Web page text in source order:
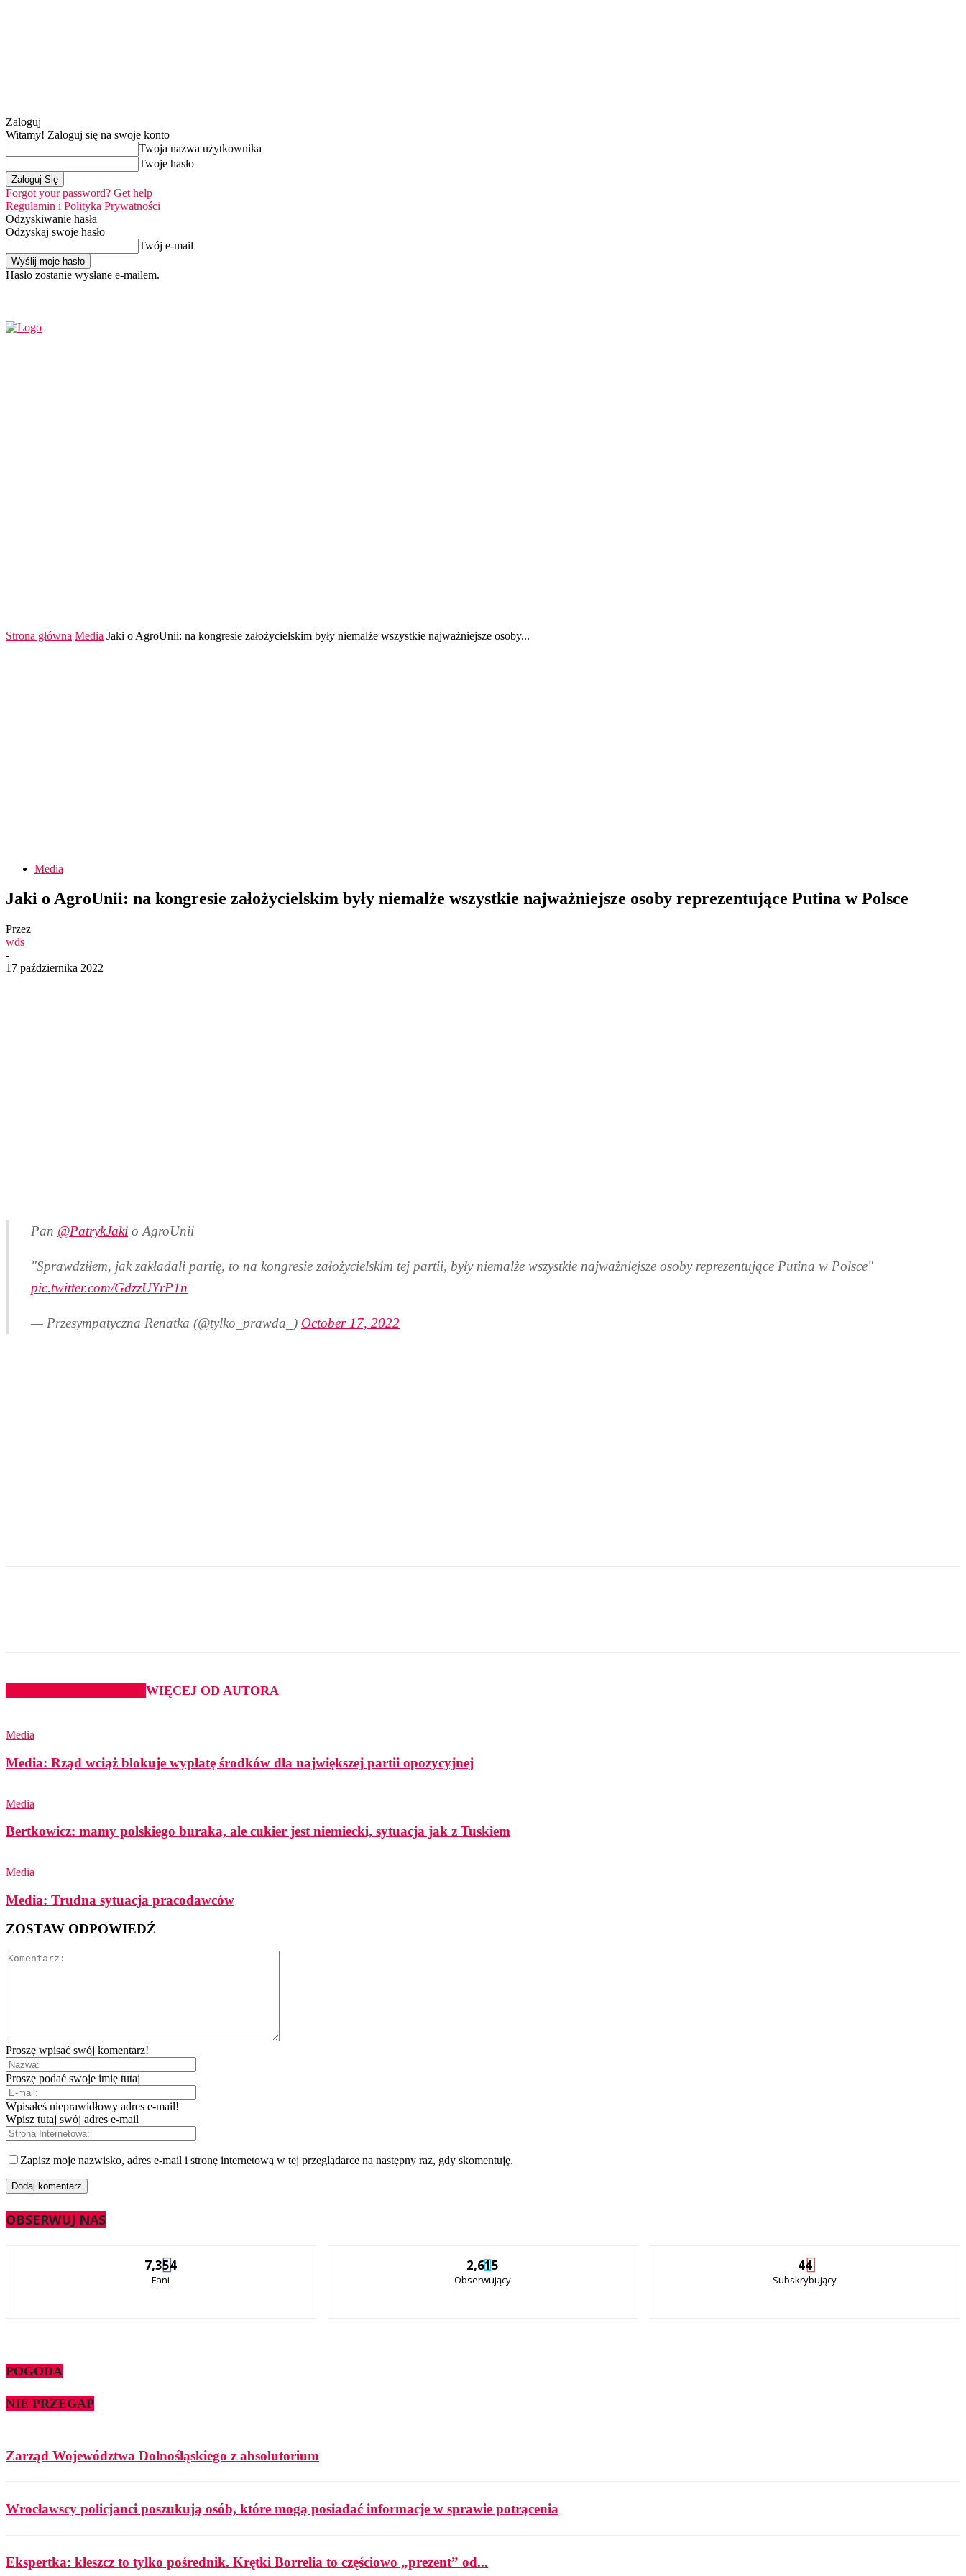
Zaloguj
Witamy! Zaloguj się na swoje konto
Twoja nazwa użytkownika
Twoje hasło
Forgot your password? Get help
Regulamin i Polityka Prywatności
Odzyskiwanie hasła
Odzyskaj swoje hasło
Twój e-mail
Hasło zostanie wysłane e-mailem.
Strona główna Media Jaki o AgroUnii: na kongresie założycielskim były niemalże wszystkie najważniejsze osoby...
Media
Jaki o AgroUnii: na kongresie założycielskim były niemalże wszystkie najważniejsze osoby reprezentujące Putina w Polsce
Przez
wds
-
17 października 2022
Pan @PatrykJaki o AgroUnii
"Sprawdziłem, jak zakładali partię, to na kongresie założycielskim tej partii, były niemalże wszystkie najważniejsze osoby reprezentujące Putina w Polsce"
pic.twitter.com/GdzzUYrP1n
— Przesympatyczna Renatka (@tylko_prawda_) October 17, 2022
WIĘCEJ OD AUTORA
Media
Media: Rząd wciąż blokuje wypłatę środków dla największej partii opozycyjnej
Media
Bertkowicz: mamy polskiego buraka, ale cukier jest niemiecki, sytuacja jak z Tuskiem
Media
Media: Trudna sytuacja pracodawców
ZOSTAW ODPOWIEDŹ
Proszę wpisać swój komentarz!
Proszę podać swoje imię tutaj
Wpisałeś nieprawidłowy adres e-mail!
Wpisz tutaj swój adres e-mail
Zapisz moje nazwisko, adres e-mail i stronę internetową w tej przeglądarce na następny raz, gdy skomentuję.
OBSERWUJ NAS
7,354
Fani
2,615
Obserwujący
44
Subskrybujący
POGODA
NIE PRZEGAP
Zarząd Województwa Dolnośląskiego z absolutorium
Wrocławscy policjanci poszukują osób, które mogą posiadać informacje w sprawie potrącenia
Ekspertka: kleszcz to tylko pośrednik. Krętki Borrelia to częściowo „prezent” od...